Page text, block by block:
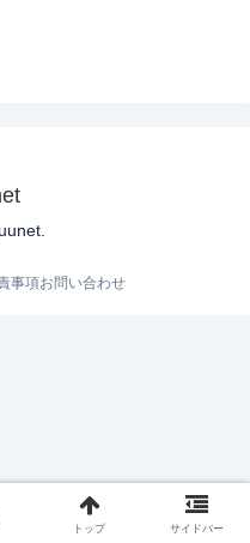
事項お問い合わせ
トップ サイドバー